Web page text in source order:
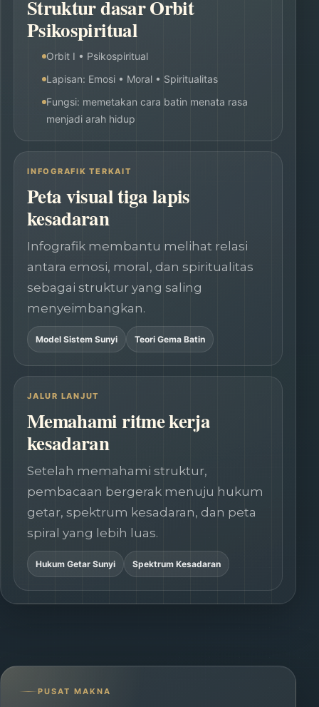
Struktur dasar Orbit
Psikospiritual
Orbit I • Psikospiritual
Lapisan: Emosi • Moral • Spiritualitas
Fungsi: memetakan cara batin menata rasa
menjadi arah hidup
INFOGRAFIK TERKAIT
Peta visual tiga lapis
kesadaran
Infografik membantu melihat relasi
antara emosi, moral, dan spiritualitas
sebagai struktur yang saling
menyeimbangkan.
Model Sistem Sunyi Teori Gema Batin
JALUR LANJUT
Memahami ritme kerja
kesadaran
Setelah memahami struktur,
pembacaan bergerak menuju hukum
getar, spektrum kesadaran, dan peta
spiral yang lebih luas.
Hukum Getar Sunyi Spektrum Kesadaran
PUSAT MAKNA